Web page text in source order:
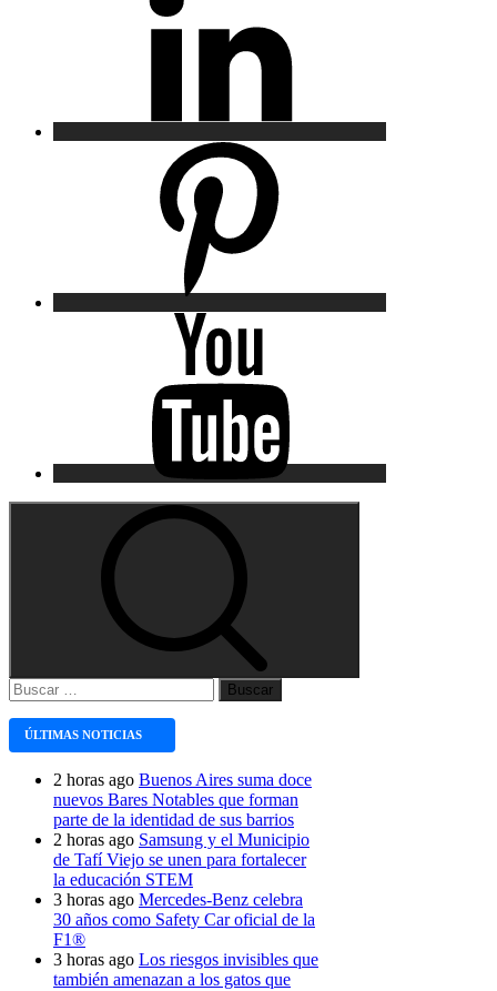
Buscar:
ÚLTIMAS NOTICIAS
2 horas ago Buenos Aires suma doce
nuevos Bares Notables que forman
parte de la identidad de sus barrios
2 horas ago Samsung y el Municipio
de Tafí Viejo se unen para fortalecer
la educación STEM
3 horas ago Mercedes-Benz celebra
30 años como Safety Car oficial de la
F1®
3 horas ago Los riesgos invisibles que
también amenazan a los gatos que